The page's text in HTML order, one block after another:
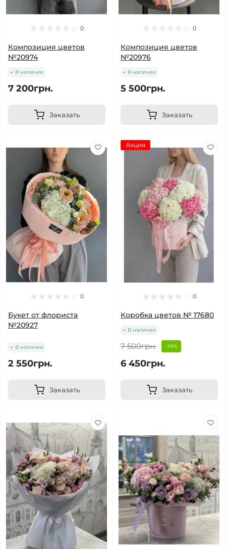
0
Композиция цветов
№20974
В наличии
7 200грн.
Заказать
0
Композиция цветов
№20976
В наличии
5 500грн.
Заказать
0
Букет от флориста
№20927
В наличии
2 550грн.
Заказать
Акция
0
Коробка цветов № 17680
В наличии
7 500грн. -14%
6 450грн.
Заказать